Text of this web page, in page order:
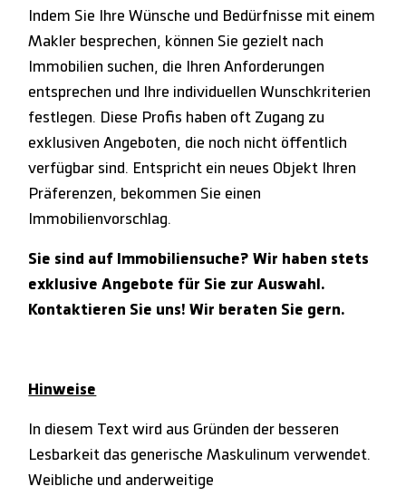
Indem Sie Ihre Wünsche und Bedürfnisse mit einem
Makler besprechen, können Sie gezielt nach
Immobilien suchen, die Ihren Anforderungen
entsprechen und Ihre individuellen Wunschkriterien
festlegen. Diese Profis haben oft Zugang zu
exklusiven Angeboten, die noch nicht öffentlich
verfügbar sind. Entspricht ein neues Objekt Ihren
Präferenzen, bekommen Sie einen
Immobilienvorschlag.
Sie sind auf Immobiliensuche? Wir haben stets
exklusive Angebote für Sie zur Auswahl.
Kontaktieren Sie uns! Wir beraten Sie gern.
Hinweise
In diesem Text wird aus Gründen der besseren
Lesbarkeit das generische Maskulinum verwendet.
Weibliche und anderweitige